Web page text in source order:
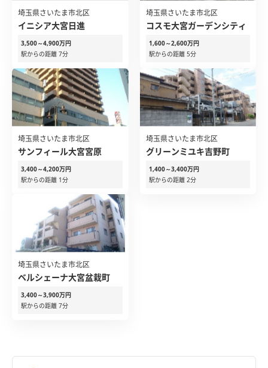
埼玉県さいたま市北区
イニシア大宮日進
3,500～4,900万円
駅からの距離 7分
埼玉県さいたま市北区
コスモ大宮ガーデンシティ
1,600～2,600万円
駅からの距離 5分
埼玉県さいたま市北区
サンフィール大宮宮原
3,400～4,200万円
駅からの距離 1分
埼玉県さいたま市北区
グリーンミユキ吉野町
1,400～3,400万円
駅からの距離 2分
埼玉県さいたま市北区
ベルシェーナ大宮盆栽町
3,400～3,900万円
駅からの距離 7分